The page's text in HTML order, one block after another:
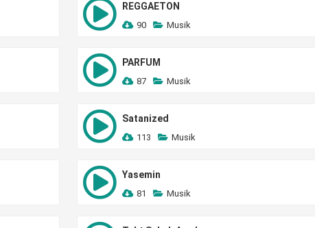
REGGAETON
90 Musik
PARFUM
87 Musik
Satanized
113 Musik
Yasemin
81 Musik